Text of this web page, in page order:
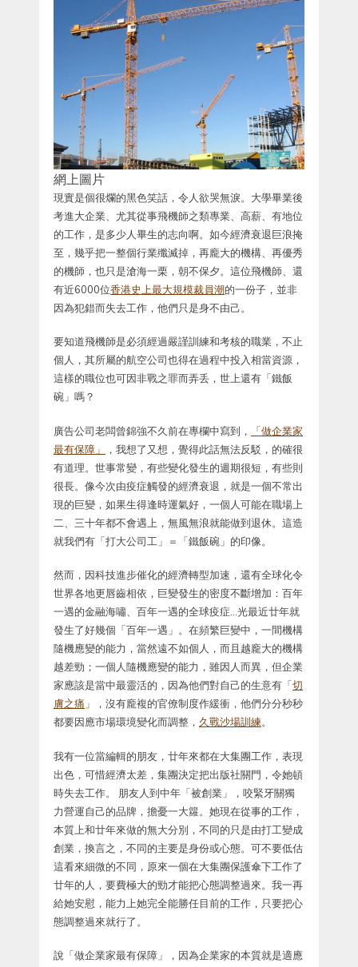
網上圖片
現實是個很爛的黑色笑話，令人欲哭無淚。大學畢業後
考進大企業、尤其從事飛機師之類專業、高薪、有地位
的工作，是多少人畢生的志向啊。如今經濟衰退巨浪掩
至，幾乎把一整個行業殲滅掉，再龐大的機構、再優秀
的機師，也只是滄海一栗，朝不保夕。這位飛機師、還
有近6000位香港史上最大規模裁員潮的一份子，並非
因為犯錯而失去工作，他們只是身不由己。
要知道飛機師是必須經過嚴謹訓練和考核的職業，不止
個人，其所屬的航空公司也得在過程中投入相當資源，
這樣的職位也可因非戰之罪而弄丢，世上還有「鐵飯
碗」嗎？
廣告公司老闆曾錦強不久前在專欄中寫到，
「做企業家
最有保障」
，我想了又想，覺得此話無法反駁，的確很
有道理。世事常變，有些變化發生的週期很短，有些則
很長。像今次由疫症觸發的經濟衰退，就是一個不常出
現的巨變，如果生得逢時運氣好，一個人可能在職場上
二、三十年都不會遇上，無風無浪就能做到退休。這造
就我們有「打大公司工」＝「鐵飯碗」的印像。
然而，因科技進步催化的經濟轉型加速，還有全球化令
世界各地更唇齒相依，巨變發生的密度不斷增加：百年
一遇的金融海嘯、百年一遇的全球疫症…光最近廿年就
發生了好幾個「百年一遇」。在頻繁巨變中，一間機構
隨機應變的能力，當然遠不如個人，而且越龐大的機構
越差勁；一個人隨機應變的能力，雖因人而異，但企業
家應該是當中最靈活的，因為他們對自己的生意有「切
膚之痛 」，沒有龐複的官僚制度作緩衝，他們分分秒秒
都要因應市場環境變化而調整， 久戰沙場訓練。
我有一位當編輯的朋友，廿年來都在大集團工作，表現
出色，可惜經濟太差，集團決定把出版社關門，令她頓
時失去工作。 朋友人到中年「被創業」，咬緊牙關獨
力營運自己的品牌，擔憂一大籮。她現在從事的工作，
本質上和廿年來做的無大分別，不同的只是由打工變成
創業，換言之，不同的主要是身份或心態。可不要低估
這看來細微的不同，原來一個在大集團保護傘下工作了
廿年的人，要費極大的勁才能把心態調整過來。我一再
給她安慰，能力上她完全能勝任目前的工作，只要把心
態調整過來就行了。
說「做企業家最有保障」，因為企業家的本質就是適應